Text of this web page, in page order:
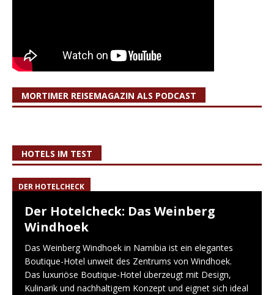
MORTIMER REISEMAGAZIN ALS PODCAST
HOTELS IM TEST
DER HOTELCHECK
Der Hotelcheck: Das Weinberg
Windhoek
Das Weinberg Windhoek in Namibia ist ein elegantes
Boutique-Hotel unweit des Zentrums von Windhoek.
Das luxuriöse Boutique-Hotel überzeugt mit Design,
Kulinarik und nachhaltigem Konzept und eignet sich ideal